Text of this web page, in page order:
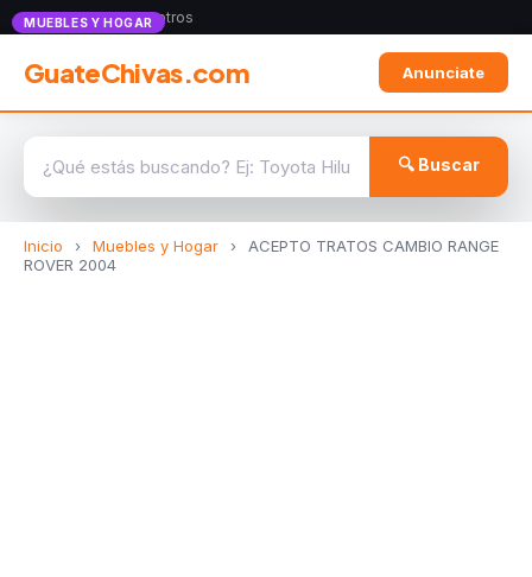
Anunciate con nosotros
GuateChivas.com Anunciate
🔍 Buscar
Inicio › Muebles y Hogar ›
ACEPTO TRATOS CAMBIO RANGE
ROVER 2004
MUEBLES Y HOGAR